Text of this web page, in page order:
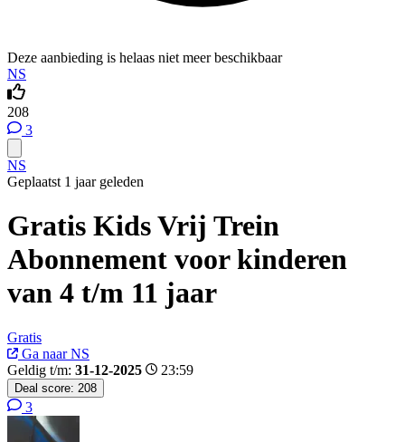
Deze aanbieding is helaas niet meer beschikbaar
NS
208
3
NS
Geplaatst 1 jaar geleden
Gratis Kids Vrij Trein
Abonnement voor kinderen
van 4 t/m 11 jaar
Gratis
Ga naar NS
Geldig t/m: 31-12-2025 23:59
Deal score: 208
3